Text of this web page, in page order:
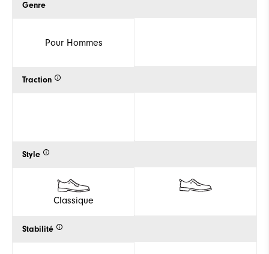
Genre
Pour Hommes
Traction
Style
Classique
Stabilité